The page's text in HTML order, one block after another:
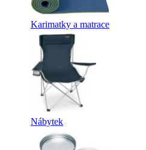
Karimatky a matrace
Nábytek